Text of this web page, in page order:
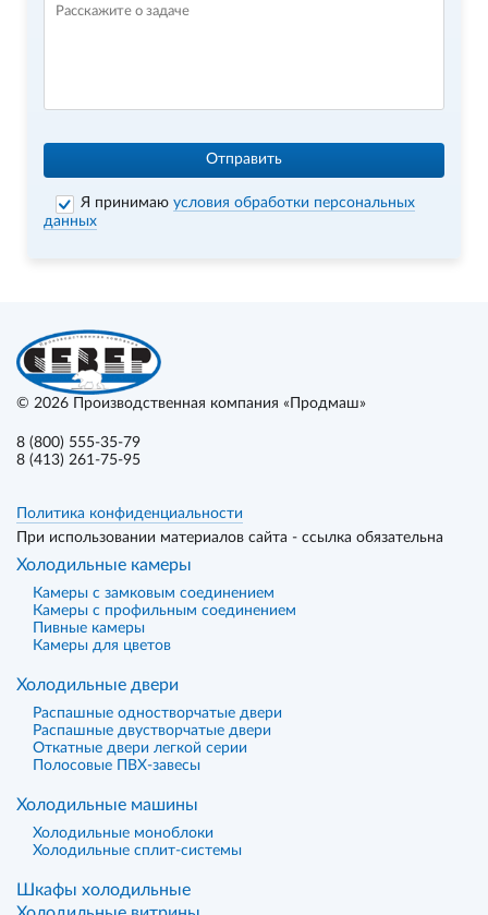
Отправить
Я принимаюусловия обработки персональных
данных
© 2026 Производственная компания «Продмаш»
8 (800) 555-35-79
8 (413) 261-75-95
Политика конфиденциальности
При использовании материалов сайта - ссылка обязательна
Холодильные камеры
Камеры с замковым соединением
Камеры с профильным соединением
Пивные камеры
Камеры для цветов
Холодильные двери
Распашные одностворчатые двери
Распашные двустворчатые двери
Откатные двери легкой серии
Полосовые ПВХ-завесы
Холодильные машины
Холодильные моноблоки
Холодильные сплит-системы
Шкафы холодильные